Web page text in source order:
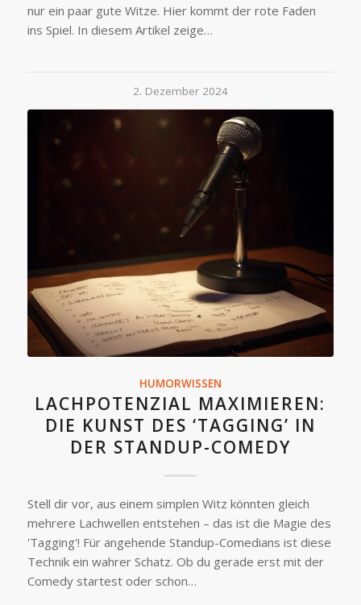
nur ein paar gute Witze. Hier kommt der rote Faden
ins Spiel. In diesem Artikel zeige…
2. Dezember 2024
HUMORWISSEN
LACHPOTENZIAL MAXIMIEREN:
DIE KUNST DES ‘TAGGING’ IN
DER STANDUP-COMEDY
Stell dir vor, aus einem simplen Witz könnten gleich
mehrere Lachwellen entstehen – das ist die Magie des
'Tagging'! Für angehende Standup-Comedians ist diese
Technik ein wahrer Schatz. Ob du gerade erst mit der
Comedy startest oder schon…